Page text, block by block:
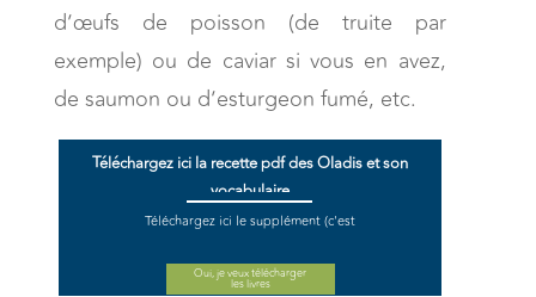
d’œufs de poisson (de truite par
exemple) ou de caviar si vous en avez,
de saumon ou d’esturgeon fumé, etc.
Téléchargez ici la recette pdf des Oladis et son
vocabulaire
Téléchargez ici le supplément (c'est
Oui, je veux télécharger
les livres